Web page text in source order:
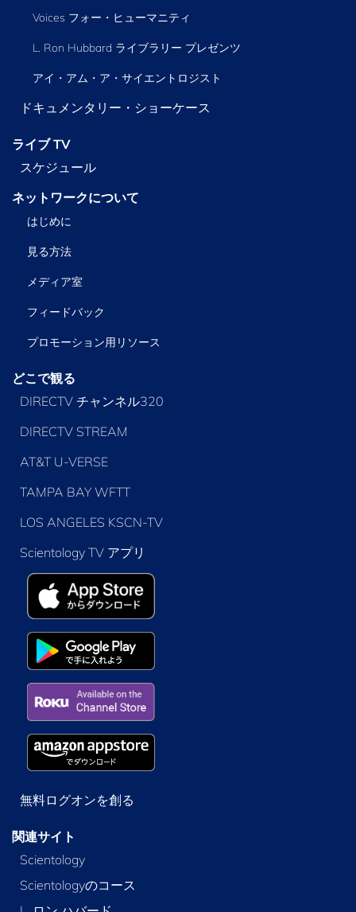
Voices フォー・ヒューマニティ
L. Ron Hubbard ライブラリー プレゼンツ
アイ・アム・ア・サイエントロジスト
ドキュメンタリー・ショーケース
ライブ TV
スケジュール
ネットワークについて
はじめに
見る方法
メディア室
フィードバック
プロモーション用リソース
どこで観る
DIRECTV チャンネル320
DIRECTV STREAM
AT&T U-VERSE
TAMPA BAY WFTT
LOS ANGELES KSCN-TV
Scientology TV アプリ
無料ログオンを創る
関連サイト
Scientology
Scientologyのコース